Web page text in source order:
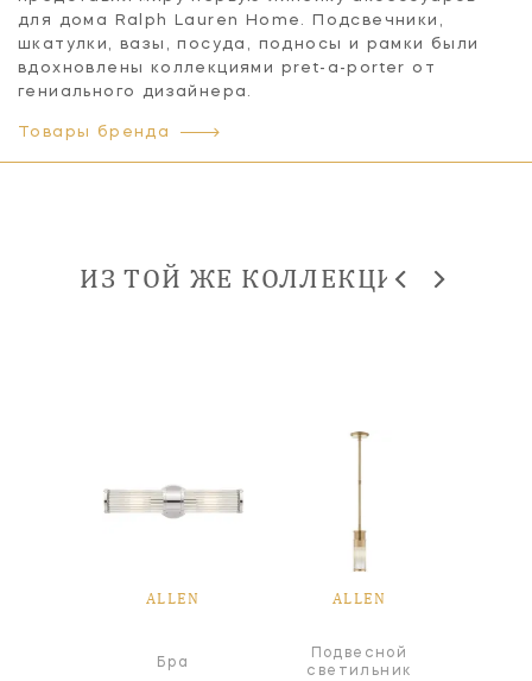
для дома Ralph Lauren Home. Подсвечники,
шкатулки, вазы, посуда, подносы и рамки были
вдохновлены коллекциями pret-a-porter от
гениального дизайнера.
Товары бренда
ИЗ ТОЙ ЖЕ КОЛЛЕКЦИИ
ALLEN
Бра
ALLEN
Подвесной
светильник